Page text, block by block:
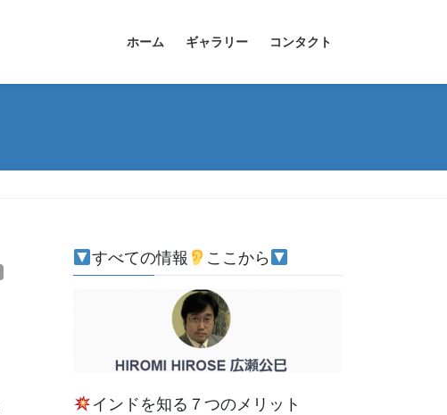
ホーム ギャラリー コンタクト
すべての情報 ここから
インドを知る７つのメリット